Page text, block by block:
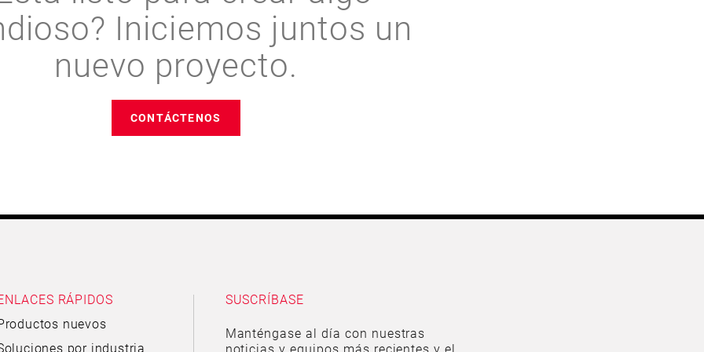
Iniciemos juntos un
nuevo proyecto.
CONTÁCTENOS
RÁPIDOS
nuevos
por industria
SUSCRÍBASE
Manténgase al día con nuestras
noticias y equipos más recientes y el